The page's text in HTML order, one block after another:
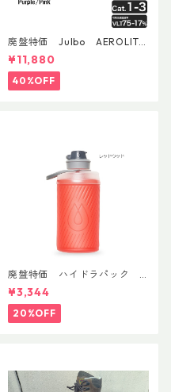
廃盤特価 Julbo AEROLITE
AsianFit
¥11,880
40%OFF
廃盤特価 ハイドラパック
フラックス 750ml
¥3,344
20%OFF